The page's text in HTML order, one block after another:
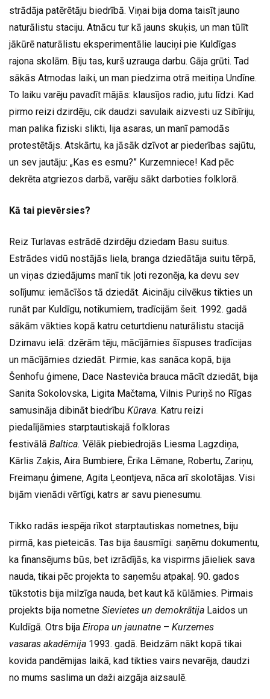
strādāja patērētāju biedrībā. Viņai bija doma taisīt jauno
naturālistu staciju. Atnācu tur kā jauns skuķis, un man tūlīt
jākūrē naturālistu eksperimentālie lauciņi pie Kuldīgas
rajona skolām. Biju tas, kurš uzrauga darbu. Gāja grūti. Tad
sākās Atmodas laiki, un man piedzima otrā meitiņa Undīne.
To laiku varēju pavadīt mājās: klausījos radio, jutu līdzi. Kad
pirmo reizi dzirdēju, cik daudzi savulaik aizvesti uz Sibīriju,
man palika fiziski slikti, lija asaras, un manī pamodās
protestētājs. Atskārtu, ka jāsāk dzīvot ar piederības sajūtu,
un sev jautāju: „Kas es esmu?” Kurzemniece! Kad pēc
dekrēta atgriezos darbā, varēju sākt darboties folklorā.
Kā tai pievērsies?
Reiz Turlavas estrādē dzirdēju dziedam Basu suitus.
Estrādes vidū nostājās liela, branga dziedātāja suitu tērpā,
un viņas dziedājums manī tik ļoti rezonēja, ka devu sev
solījumu: iemācīšos tā dziedāt. Aicināju cilvēkus tikties un
runāt par Kuldīgu, notikumiem, tradīcijām šeit. 1992. gadā
sākām vākties kopā katru ceturtdienu naturālistu stacijā
Dzirnavu ielā: dzērām tēju, mācījāmies šīspuses tradīcijas
un mācījāmies dziedāt. Pirmie, kas sanāca kopā, bija
Šenhofu ģimene, Dace Nasteviča brauca mācīt dziedāt, bija
Sanita Sokolovska, Ligita Mačtama, Vilnis Puriņš no Rīgas
samusināja dibināt biedrību Kūrava. Katru reizi
piedalījāmies starptautiskajā folkloras
festivālā Baltica. Vēlāk piebiedrojās Liesma Lagzdiņa,
Kārlis Zaķis, Aira Bumbiere, Ērika Lēmane, Robertu, Zariņu,
Freimaņu ģimene, Agita Ļeontjeva, nāca arī skolotājas. Visi
bijām vienādi vērtīgi, katrs ar savu pienesumu.
Tikko radās iespēja rīkot starptautiskas nometnes, biju
pirmā, kas pieteicās. Tas bija šausmīgi: saņēmu dokumentu,
ka finansējums būs, bet izrādījās, ka vispirms jāieliek sava
nauda, tikai pēc projekta to saņemšu atpakaļ. 90. gados
tūkstotis bija milzīga nauda, bet kaut kā kūlāmies. Pirmais
projekts bija nometne Sievietes un demokrātija Laidos un
Kuldīgā. Otrs bija Eiropa un jaunatne – Kurzemes
vasaras akadēmija 1993. gadā. Beidzām nākt kopā tikai
kovida pandēmijas laikā, kad tikties vairs nevarēja, daudzi
no mums saslima un daži aizgāja aizsaulē.